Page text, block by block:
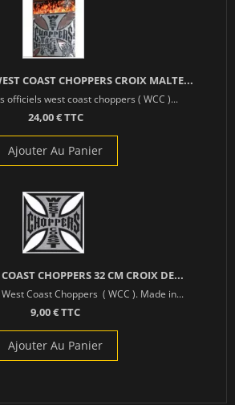
COAST CHOPPERS CROIX MALTE...
officiels west coast choppers ( WCC )...
24,00 € TTC
Ajouter Au Panier
CHOPPERS 32 CM CROIX DE...
Coast Choppers ( WCC ). Made in...
9,00 € TTC
Ajouter Au Panier